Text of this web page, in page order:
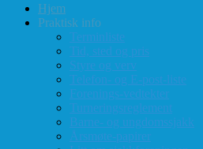
Hjem
Praktisk info
Terminliste
Tid, sted og pris
Styre og verv
Telefon- og E-post-liste
Forenings-vedtekter
Turneringsreglement
Barne- og ungdomssjakk
Årsmøte-papirer